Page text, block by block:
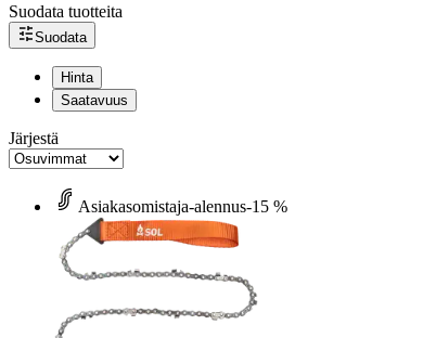
Suodata tuotteita
Suodata
Hinta
Saatavuus
Järjestä
Asiakasomistaja-alennus-15 %